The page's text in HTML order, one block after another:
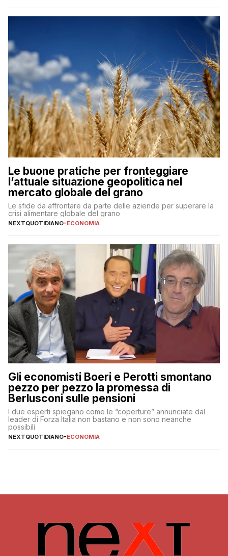
Le buone pratiche per fronteggiare
l’attuale situazione geopolitica nel
mercato globale del grano
Le sfide da affrontare da parte delle aziende per superare la
crisi alimentare globale del grano
NEXTQUOTIDIANO-ECONOMIA
Gli economisti Boeri e Perotti smontano
pezzo per pezzo la promessa di
Berlusconi sulle pensioni
I due esperti spiegano come le “coperture” annunciate dal
leader di Forza Italia non bastano e non sono neanche
possibili
NEXTQUOTIDIANO-ECONOMIA